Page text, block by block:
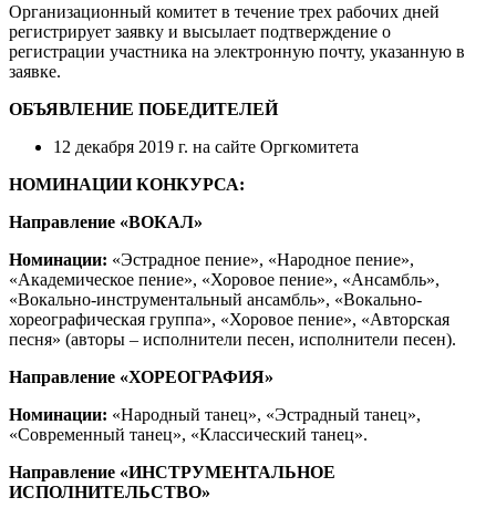
Организационный комитет в течение трех рабочих дней
регистрирует заявку и высылает подтверждение о
регистрации участника на электронную почту, указанную в
заявке.
ОБЪЯВЛЕНИЕ ПОБЕДИТЕЛЕЙ
12 декабря 2019 г. на сайте Оргкомитета
НОМИНАЦИИ КОНКУРСА:
Направление «ВОКАЛ»
Номинации: «Эстрадное пение», «Народное пение»,
«Академическое пение», «Хоровое пение», «Ансамбль»,
«Вокально-инструментальный ансамбль», «Вокально-
хореографическая группа», «Хоровое пение», «Авторская
песня» (авторы – исполнители песен, исполнители песен).
Направление «ХОРЕОГРАФИЯ»
Номинации: «Народный танец», «Эстрадный танец»,
«Современный танец», «Классический танец».
Направление «ИНСТРУМЕНТАЛЬНОЕ
ИСПОЛНИТЕЛЬСТВО»